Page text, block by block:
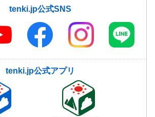
tenki.jp公式SNS
tenki.jp公式アプリ